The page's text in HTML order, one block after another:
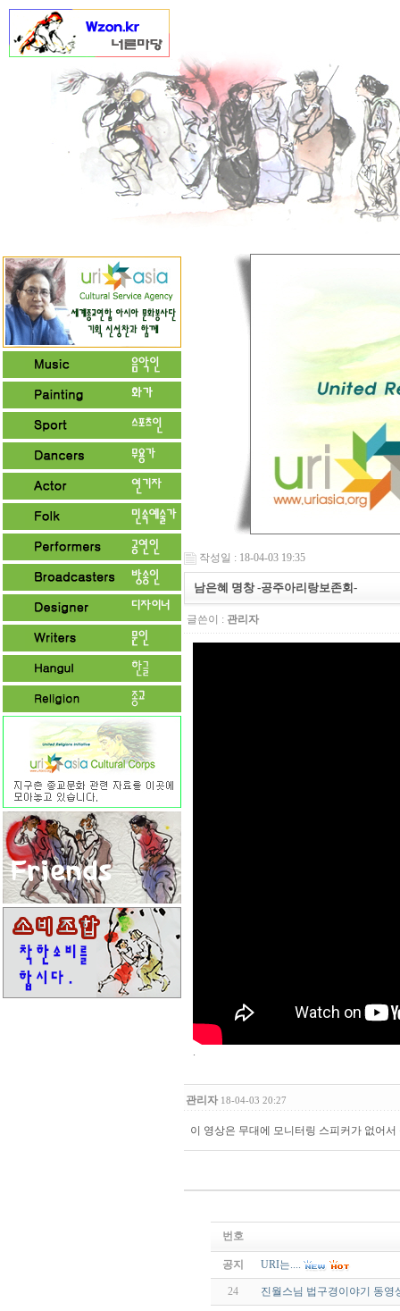
작성일 : 18-04-03 19:35
남은혜 명창 -공주아리랑보존회-
글쓴이 : 관리자
.
관리자 18-04-03 20:27
이 영상은 무대에 모니터링 스피커가 없어
번호
공지 URI는....
24 진월스님 법구경이야기 동